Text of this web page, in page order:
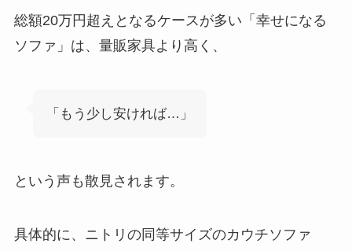
総額20万円超えとなるケースが多い「幸せになる
ソファ」は、量販家具より高く、
「もう少し安ければ…」
という声も散見されます。
具体的に、ニトリの同等サイズのカウチソファ